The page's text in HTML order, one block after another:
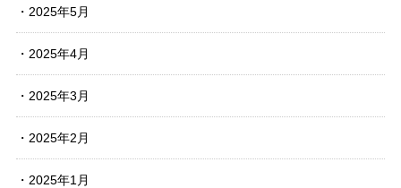
2025年5月
2025年4月
2025年3月
2025年2月
2025年1月